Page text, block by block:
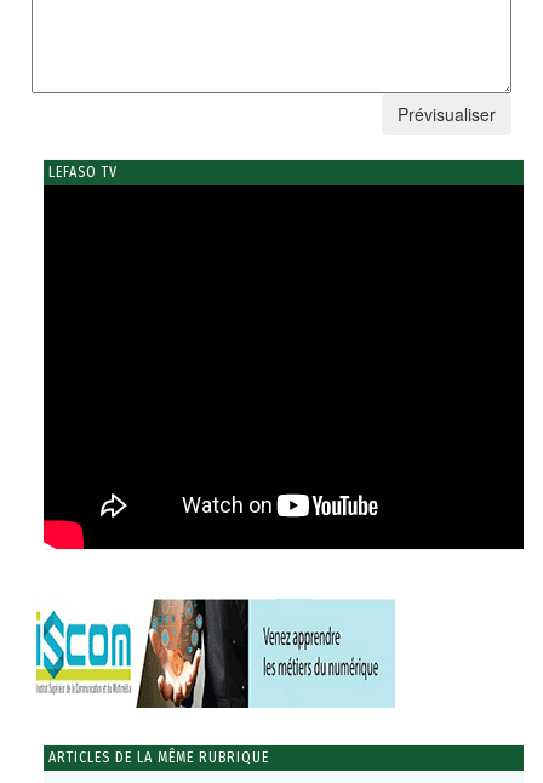
LEFASO TV
ARTICLES DE LA MÊME RUBRIQUE